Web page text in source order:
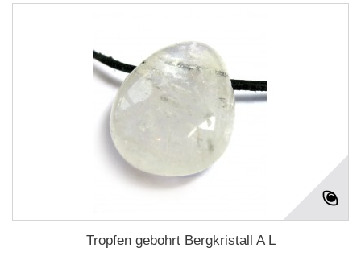
Tropfen gebohrt Bergkristall A L